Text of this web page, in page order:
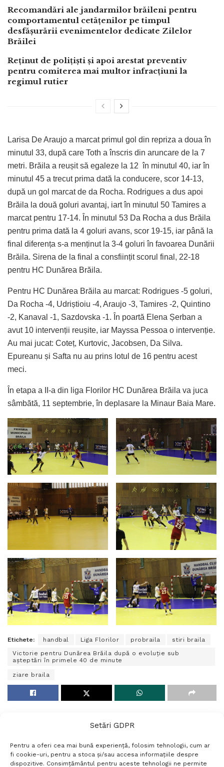
Setări GDPR
Pentru a oferi cea mai bună experiență, folosim tehnologii, cum ar
fi cookie-uri, pentru a stoca și/sau accesa informațiile despre
dispozitive. Consimțământul pentru aceste tehnologii ne permite
Recomandări ale jandarmilor brăileni pentru
comportamentul cetățenilor pe timpul
desfășurării evenimentelor dedicate Zilelor
Brăilei
Reținut de polițiști și apoi arestat preventiv
pentru comiterea mai multor infracțiuni la
regimul rutier
Larisa De Araujo a marcat primul gol din repriza a doua în
minutul 33, după care Toth a înscris din aruncare de la 7
metri. Brăila a reușit să egaleze la 12 în minutul 40, iar în
minutul 45 a trecut prima dată la conducere, scor 14-13,
după un gol marcat de da Rocha. Rodrigues a dus apoi
Brăila la două goluri avantaj, iart în minutul 50 Tamires a
marcat pentru 17-14. În minutul 53 Da Rocha a dus Brăila
pentru prima dată la 4 goluri avans, scor 19-15, iar până la
final diferența s-a menținut la 3-4 goluri în favoarea Dunării
Brăila. Sirena de la final a consființit scorul final, 22-18
pentru HC Dunărea Brăila.
Pentru HC Dunărea Brăila au marcat: Rodrigues -5 goluri,
Da Rocha -4, Udriștioiu -4, Araujo -3, Tamires -2, Quintino
-2, Kanaval -1, Sazdovska -1. În poartă Elena Șerban a
avut 10 intervenții reușite, iar Mayssa Pessoa o intervenție.
Au mai jucat: Coteț, Kurtovic, Jacobsen, Da Silva.
Epureanu și Safta nu au prins lotul de 16 pentru acest
meci.
În etapa a II-a din liga Florilor HC Dunărea Brăila va juca
sâmbătă, 11 septembrie, în deplasare la Minaur Baia Mare.
Etichete: handbal Liga Florilor probraila
stiri braila
Victorie pentru Dunărea Brăila după o evoluție sub
așteptări în primele 40 de minute
ziare braila